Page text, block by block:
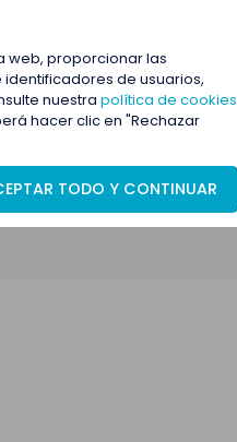
web, proporcionar las
de usuarios,
nuestra política de cookies
hacer clic en "Rechazar
TODO Y CONTINUAR